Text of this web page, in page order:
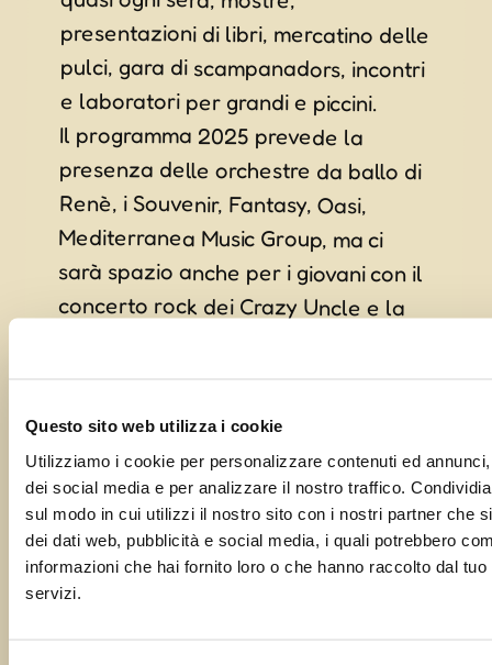
Questo sito web utilizza i cookie
Utilizziamo i cookie per personalizzare contenuti ed
dei social media e per analizzare il nostro traffico.
sul modo in cui utilizzi il nostro sito con i nostri partner che
dei dati web, pubblicità e social media, i quali potrebbero
informazioni che hai fornito loro o che hanno raccolto dal
servizi.
e laboratori per grandi e piccini.
Il programma 2025 prevede la
presenza delle orchestre da ballo di
Renè, i Souvenir, Fantasy, Oasi,
Mediterranea Music Group, ma ci
sarà spazio anche per i giovani con il
concerto rock dei Crazy Uncle e la
GORIZIA
Via Baiamonti
Gorizia, Provincia di Gorizia 34170